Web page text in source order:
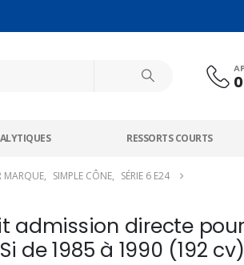
RESSORTS COURTS
MARQUE, SIMPLE CÔNE, SÉRIE 6 E24
admission directe
de 1985 à 1990 (192